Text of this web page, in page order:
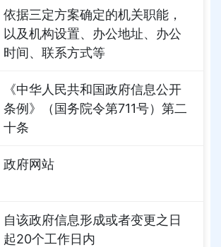
依据三定方案确定的机关职能，
以及机构设置、办公地址、办公
时间、联系方式等
《中华人民共和国政府信息公开
条例》（国务院令第711号）第二
十条
政府网站
自该政府信息形成或者变更之日
起20个工作日内